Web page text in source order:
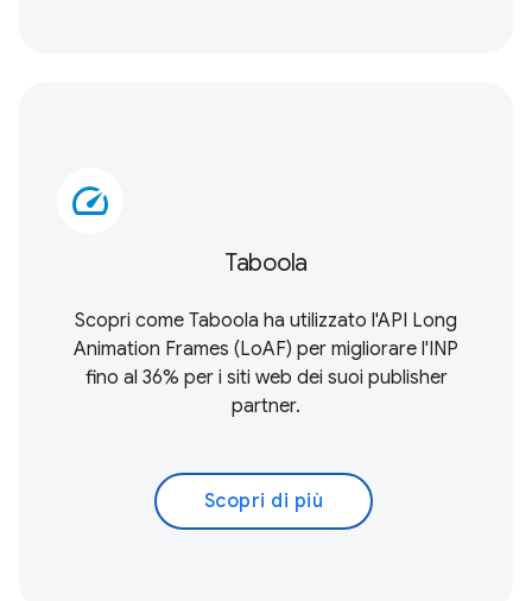
speed
Taboola
Scopri come Taboola ha utilizzato l'API Long
Animation Frames (LoAF) per migliorare l'INP
fino al 36% per i siti web dei suoi publisher
partner.
Scopri di più